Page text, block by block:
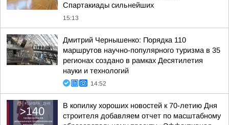
Спартакиады сильнейших
15:13
Дмитрий Чернышенко: Порядка 110
маршрутов научно-популярного туризма в 35
регионах создано в рамках Десятилетия
науки и технологий
14:52
В копилку хороших новостей к 70-летию Дня
строителя добавляем отчет по масштабному